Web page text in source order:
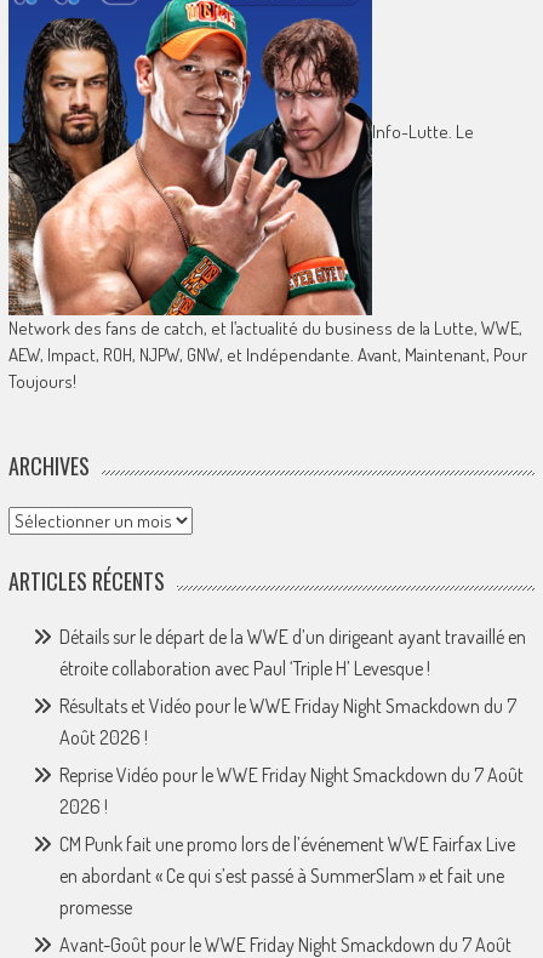
Info-Lutte. Le
Network des fans de catch, et l’actualité du business de la Lutte, WWE,
AEW, Impact, ROH, NJPW, GNW, et Indépendante. Avant, Maintenant, Pour
Toujours!
ARCHIVES
Archives
ARTICLES RÉCENTS
Détails sur le départ de la WWE d’un dirigeant ayant travaillé en
étroite collaboration avec Paul ‘Triple H’ Levesque !
Résultats et Vidéo pour le WWE Friday Night Smackdown du 7
Août 2026 !
Reprise Vidéo pour le WWE Friday Night Smackdown du 7 Août
2026 !
CM Punk fait une promo lors de l’événement WWE Fairfax Live
en abordant « Ce qui s’est passé à SummerSlam » et fait une
promesse
Avant-Goût pour le WWE Friday Night Smackdown du 7 Août